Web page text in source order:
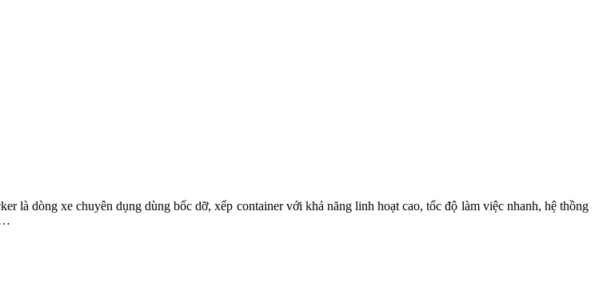
là dòng xe chuyên dụng dùng bốc dỡ, xếp container với khả năng linh hoạt cao, tốc độ làm việc nhanh, hệ thồng